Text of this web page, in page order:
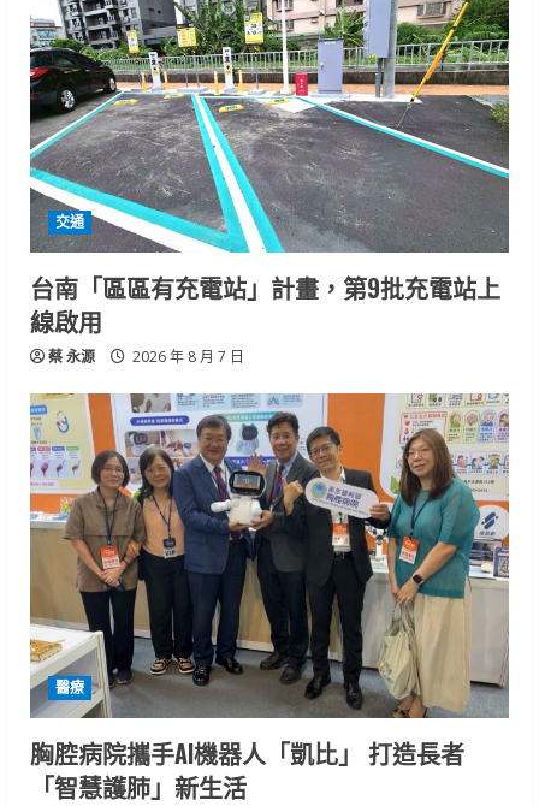
交通
台南「區區有充電站」計畫，第9批充電站上
線啟用
蔡 永源 2026 年 8 月 7 日
醫療
胸腔病院攜手AI機器人「凱比」 打造長者
「智慧護肺」新生活